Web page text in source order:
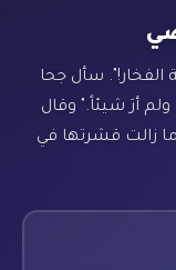
سأل جحا
أرَ شيئاً." وقال
زالت قشرتها في